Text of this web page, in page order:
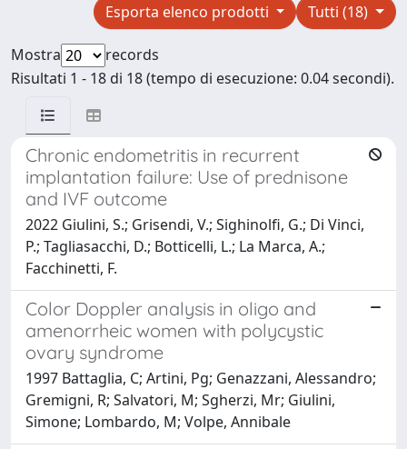
Tutti (18)
Esporta elenco prodotti
Mostra
records
Risultati 1 - 18 di 18 (tempo di esecuzione: 0.04 secondi).
Chronic endometritis in recurrent
implantation failure: Use of prednisone
and IVF outcome
2022 Giulini, S.; Grisendi, V.; Sighinolfi, G.; Di Vinci,
P.; Tagliasacchi, D.; Botticelli, L.; La Marca, A.;
Facchinetti, F.
Color Doppler analysis in oligo and
amenorrheic women with polycystic
ovary syndrome
1997 Battaglia, C; Artini, Pg; Genazzani, Alessandro;
Gremigni, R; Salvatori, M; Sgherzi, Mr; Giulini,
Simone; Lombardo, M; Volpe, Annibale